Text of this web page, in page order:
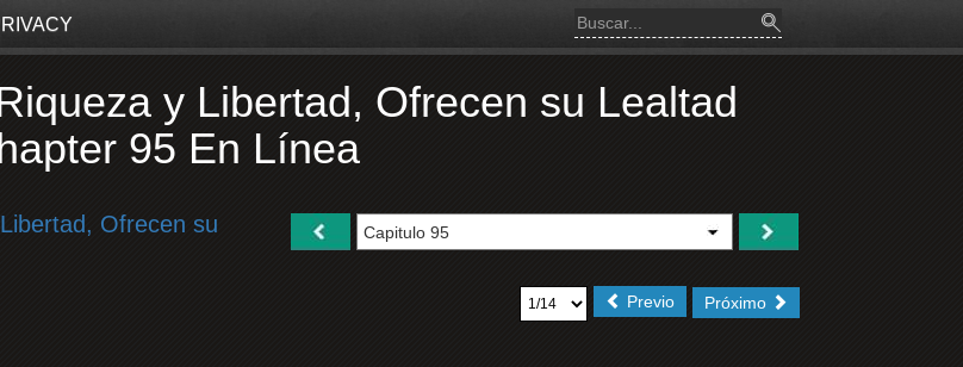
y Libertad, Ofrecen su Lealtad
95 En Línea
Ofrecen su
Próximo
Previo